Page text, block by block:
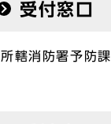
受付窓口
所轄消防署予防課